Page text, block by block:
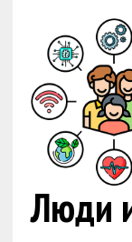
Люди